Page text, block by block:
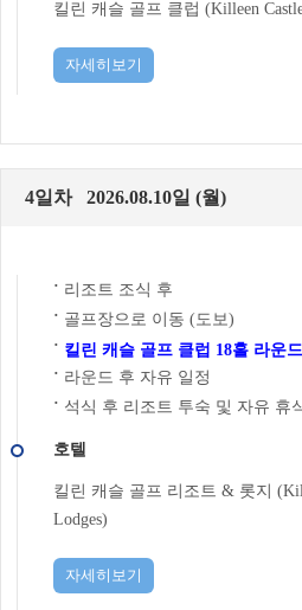
킬린 캐슬 골프 클럽 (Killeen
자세히보기
4일차 2026.08.10일 (월)
˙ 리조트 조식 후
˙ 골프장으로 이동 (도보)
˙ 킬린 캐슬 골프 클럽 18홀 라운드
˙ 라운드 후 자유 일정
˙ 석식 후 리조트 투숙 및 자유 휴
호텔
킬린 캐슬 골프 리조트 & 롯지
Lodges)
자세히보기